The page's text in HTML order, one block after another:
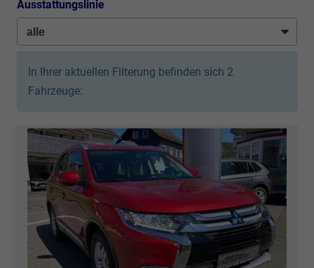
Ausstattungslinie
In Ihrer aktuellen Filterung befinden sich 2
Fahrzeuge: